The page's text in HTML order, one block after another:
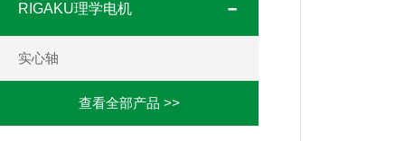
RIGAKU理学电机
实心轴
查看全部产品 >>